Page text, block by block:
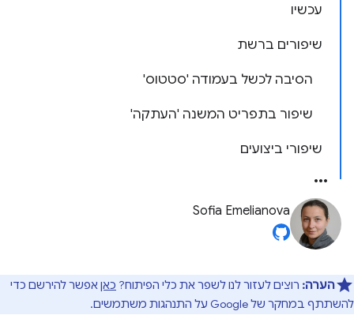
עכשיו
שיפורים ברשת
הסיבה לכשל בעמודה 'סטטוס'
שיפור בתפריט המשנה 'העתקה'
שיפורי ביצועים
Sofia Emelianova
הערה: רוצים לעזור לנו לשפר את כלי הפיתוח? כאןאפשר להירשם כדי
להשתתף במחקר של Google על התנהגות משתמשים.